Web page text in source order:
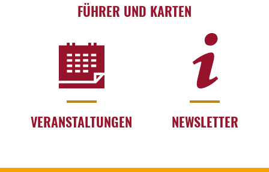
FÜHRER UND KARTEN
VERANSTALTUNGEN NEWSLETTER